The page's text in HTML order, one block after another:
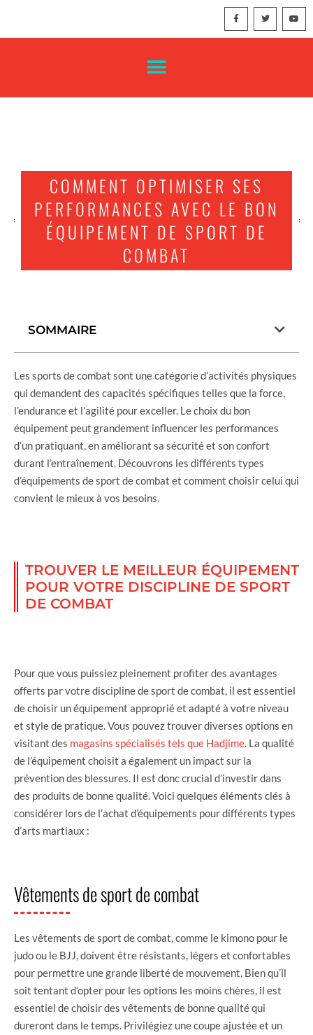
COMMENT OPTIMISER SES
PERFORMANCES AVEC LE BON
ÉQUIPEMENT DE SPORT DE
COMBAT
SOMMAIRE
Les sports de combat sont une catégorie d’activités physiques
qui demandent des capacités spécifiques telles que la force,
l’endurance et l’agilité pour exceller. Le choix du bon
équipement peut grandement influencer les performances
d’un pratiquant, en améliorant sa sécurité et son confort
durant l’entraînement. Découvrons les différents types
d’équipements de sport de combat et comment choisir celui qui
convient le mieux à vos besoins.
TROUVER LE MEILLEUR ÉQUIPEMENT
POUR VOTRE DISCIPLINE DE SPORT
DE COMBAT
Pour que vous puissiez pleinement profiter des avantages
offerts par votre discipline de sport de combat, il est essentiel
de choisir un équipement approprié et adapté à votre niveau
et style de pratique. Vous pouvez trouver diverses options en
visitant des magasins spécialisés tels que Hadjime . La qualité
de l’équipement choisit a également un impact sur la
prévention des blessures. Il est donc crucial d’investir dans
des produits de bonne qualité. Voici quelques éléments clés à
considérer lors de l’achat d’équipements pour différents types
d’arts martiaux :
Vêtements de sport de combat
Les vêtements de sport de combat, comme le kimono pour le
judo ou le BJJ, doivent être résistants, légers et confortables
pour permettre une grande liberté de mouvement. Bien qu’il
soit tentant d’opter pour les options les moins chères, il est
essentiel de choisir des vêtements de bonne qualité qui
dureront dans le temps. Privilégiez une coupe ajustée et un